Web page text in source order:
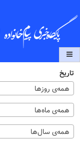
تاریخ
همه‌ی روزها
همه‌ی ماه‌ها
همه‌ی سال‌ها